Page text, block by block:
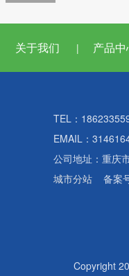
关于我们 | 产品
TEL：
EMAIL：
公司地址：重庆
城市分站 备案
Copyright